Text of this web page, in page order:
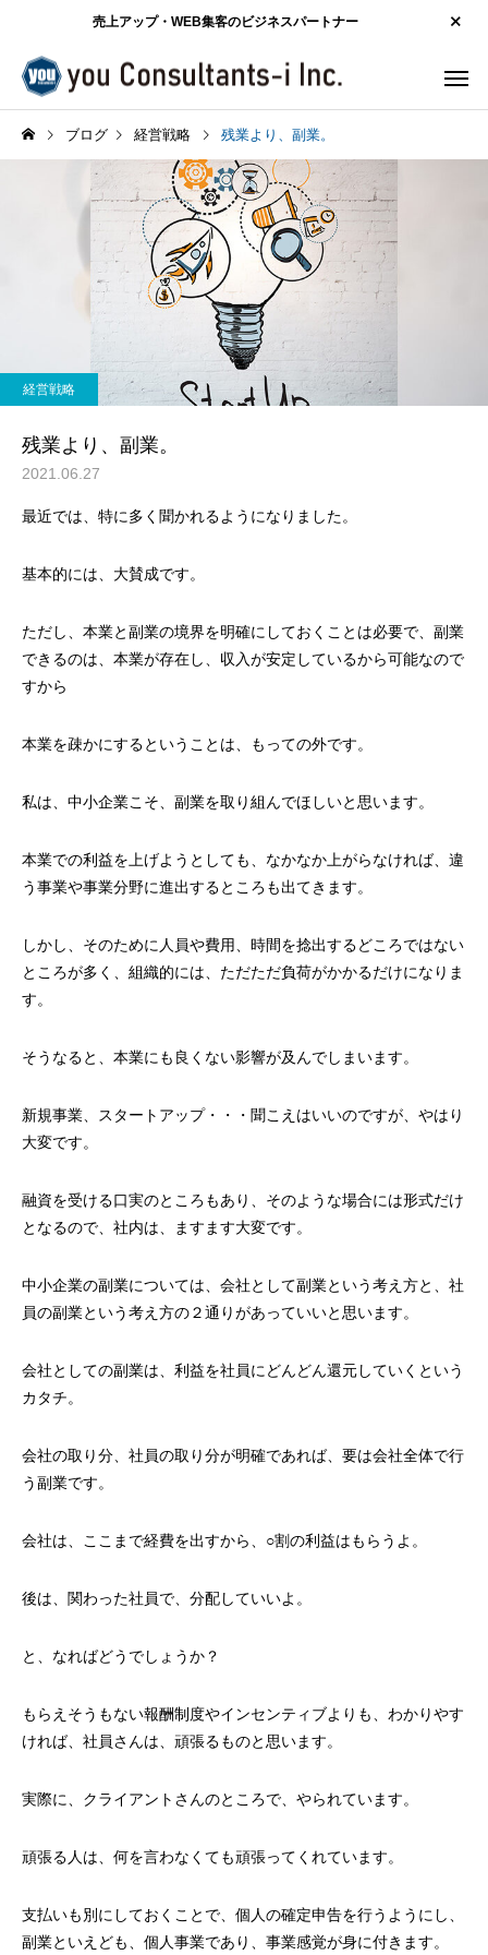
売上アップ・WEB集客のビジネスパートナー
ブログ 経営戦略 残業より、副業。
経営戦略
残業より、副業。
2021.06.27
最近では、特に多く聞かれるようになりました。
基本的には、大賛成です。
ただし、本業と副業の境界を明確にしておくことは必要で、副業
できるのは、本業が存在し、収入が安定しているから可能なので
すから
本業を疎かにするということは、もっての外です。
私は、中小企業こそ、副業を取り組んでほしいと思います。
本業での利益を上げようとしても、なかなか上がらなければ、違
う事業や事業分野に進出するところも出てきます。
しかし、そのために人員や費用、時間を捻出するどころではない
ところが多く、組織的には、ただただ負荷がかかるだけになりま
す。
そうなると、本業にも良くない影響が及んでしまいます。
新規事業、スタートアップ・・・聞こえはいいのですが、やはり
大変です。
融資を受ける口実のところもあり、そのような場合には形式だけ
となるので、社内は、ますます大変です。
中小企業の副業については、会社として副業という考え方と、社
員の副業という考え方の２通りがあっていいと思います。
会社としての副業は、利益を社員にどんどん還元していくという
カタチ。
会社の取り分、社員の取り分が明確であれば、要は会社全体で行
う副業です。
会社は、ここまで経費を出すから、○割の利益はもらうよ。
後は、関わった社員で、分配していいよ。
と、なればどうでしょうか？
もらえそうもない報酬制度やインセンティブよりも、わかりやす
ければ、社員さんは、頑張るものと思います。
実際に、クライアントさんのところで、やられています。
頑張る人は、何を言わなくても頑張ってくれています。
支払いも別にしておくことで、個人の確定申告を行うようにし、
副業といえども、個人事業であり、事業感覚が身に付きます。